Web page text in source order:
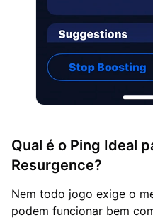
Qual é o Ping Ideal
Resurgence?
Nem todo jogo exige o
podem funcionar bem